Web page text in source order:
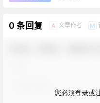
0 条回复 A 文章作者 M
您必须登录或